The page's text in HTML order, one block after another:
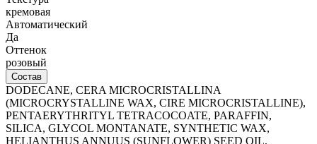
кремовая
Автоматический
Да
Оттенок
розовый
Состав
DODECANE, CERA MICROCRISTALLINA
(MICROCRYSTALLINE WAX, CIRE MICROCRISTALLINE),
PENTAERYTHRITYL TETRACOCOATE, PARAFFIN,
SILICA, GLYCOL MONTANATE, SYNTHETIC WAX,
HELIANTHUS ANNUUS (SUNFLOWER) SEED OIL,